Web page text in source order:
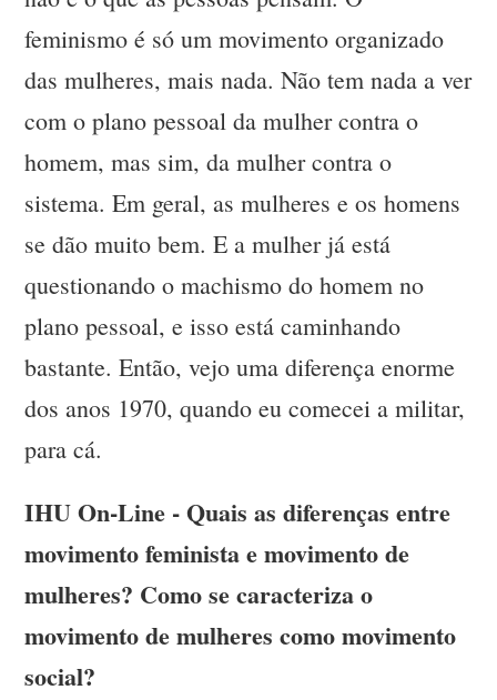
feminismo é só um movimento organizado
das mulheres, mais nada. Não tem nada a ver
com o plano pessoal da mulher contra o
homem, mas sim, da mulher contra o
sistema. Em geral, as mulheres e os homens
se dão muito bem. E a mulher já está
questionando o machismo do homem no
plano pessoal, e isso está caminhando
bastante. Então, vejo uma diferença enorme
dos anos 1970, quando eu comecei a militar,
para cá.
IHU On-Line - Quais as diferenças entre
movimento feminista e movimento de
mulheres? Como se caracteriza o
movimento de mulheres como movimento
social?